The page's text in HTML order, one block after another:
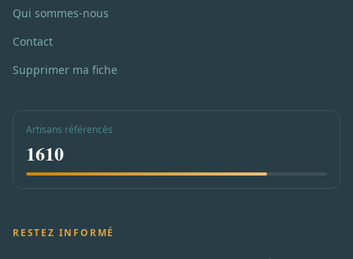
Qui sommes-nous
Contact
Supprimer ma fiche
Artisans référencés
1610
RESTEZ INFORMÉ